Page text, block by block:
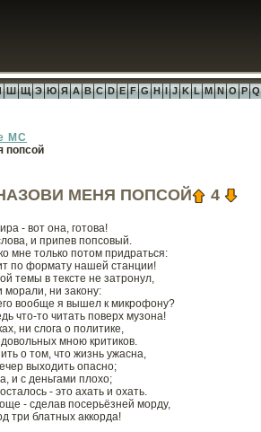
Ш Щ Э Ю Я A B C D E F G H I J K L M N O P Q
MC
попсой
НАЗОВИ МЕНЯ ПОПСОЙ 4
- вот она, готова!
и припев попсовый.
мне только потом придраться:
по формату нашей станции!
темы в тексте не затронул,
морали, ни закону:
вообще я вышел к микрофону?
что-то читать поверх музона!
ни слога о политике,
мною критиков.
о том, что жизнь ужасна,
выходить опасно;
и с деньгами плохо;
- это ахать и охать.
- сделав посерьёзней морду,
три блатных аккорда!